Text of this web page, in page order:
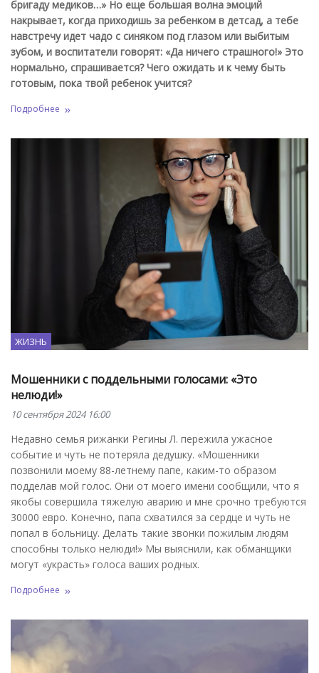
бригаду медиков…» Но еще большая волна эмоций
накрывает, когда приходишь за ребенком в детсад, а тебе
навстречу идет чадо с синяком под глазом или выбитым
зубом, и воспитатели говорят: «Да ничего страшного!» Это
нормально, спрашивается? Чего ожидать и к чему быть
готовым, пока твой ребенок учится?
Подробнее
ЖИЗНЬ
Мошенники с поддельными голосами: «Это
нелюди!»
10 сентября 2024 16:00
Недавно семья рижанки Регины Л. пережила ужасное
событие и чуть не потеряла дедушку. «Мошенники
позвонили моему 88-летнему папе, каким-то образом
подделав мой голос. Они от моего имени сообщили, что я
якобы совершила тяжелую аварию и мне срочно требуются
30000 евро. Конечно, папа схватился за сердце и чуть не
попал в больницу. Делать такие звонки пожилым людям
способны только нелюди!» Мы выяснили, как обманщики
могут «украсть» голоса ваших родных.
Подробнее